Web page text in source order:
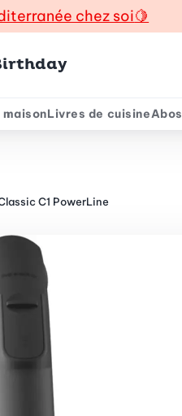
chez soi🍋
Livres de cuisineAbos
C1 PowerLine